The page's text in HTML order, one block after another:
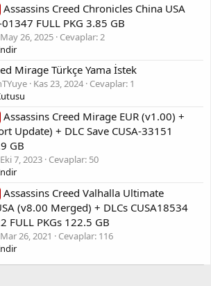
Game "UP0001-CUSA18522_00-
A0100-V0630-CyB1K.pkg" Then Install This
(No Fixes Required)
/ 7.02 / 7.55 Backport! Tested on 5.05!
[Gizli içerik]
Assassins Creed Chronicles China USA
FULL PKG 3.85 GB
May 26, 2025 Cevaplar: 2
Mirage Türkçe Yama İstek
Kas 23, 2024 Cevaplar: 1
Assassins Creed Mirage EUR (v1.00) +
Update) + DLC Save CUSA-33151
GB
Eki 7, 2023 Cevaplar: 50
Assassins Creed Valhalla Ultimate
(v8.00 Merged) + DLCs CUSA18534
FULL PKGs 122.5 GB
Mar 26, 2021
Cevaplar: 116